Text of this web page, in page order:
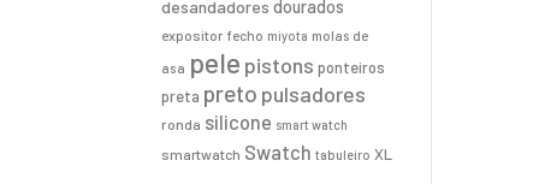
desandadores dourados
expositor fecho miyota molas de
asa pele pistons ponteiros
preta preto pulsadores
ronda silicone smart watch
smartwatch Swatch tabuleiro XL